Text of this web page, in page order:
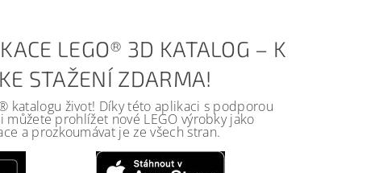
LEGO® 3D KATALOG – K
STAŽENÍ ZDARMA!
katalogu život! Díky této aplikaci s podporou
můžete prohlížet nové LEGO výrobky jako
a prozkoumávat je ze všech stran.